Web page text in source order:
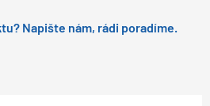
Napište nám, rádi poradíme.